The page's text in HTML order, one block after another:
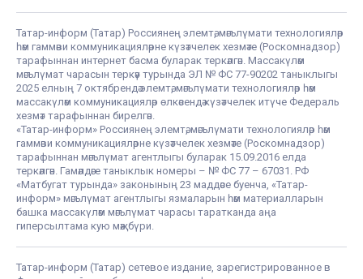
Татар-информ (Татар) Россиянең элемтә, мәгълүмати технологияләр
һәм гаммәви коммуникацияләрне күзәтчелек хезмәте (Роскомнадзор)
тарафыннан интернет басма буларак теркәлгән. Массакүләм
мәгълүмат чарасын теркәү турында ЭЛ № ФС 77-90202 таныклыгы
2025 елның 7 октябрендә элемтә, мәгълүмати технологияләр һәм
массакүләм коммуникацияләр өлкәсендә күзәтчелек итүче Федераль
хезмәт тарафыннан бирелгән.
«Татар-информ» Россиянең элемтә, мәгълүмати технологияләр һәм
гаммәви коммуникацияләрне күзәтчелек хезмәте (Роскомнадзор)
тарафыннан мәгълүмат агентлыгы буларак 15.09.2016 елда
теркәлгән. Гамәлдәге таныклык номеры – № ФС 77 – 67031. РФ
«Матбугат турында» законының 23 маддәсе буенча, «Татар-
информ» мәгълүмат агентлыгы язмаларын һәм материалларын
башка массакүләм мәгълүмат чарасы таратканда аңа
гиперсылтама кую мәҗбүри.
Татар-информ (Татар) сетевое издание, зарегистрированное в